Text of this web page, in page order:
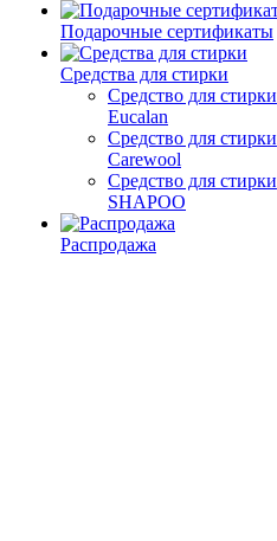
Подарочные сертификаты
Средства для стирки
Средство для стирки
Eucalan
Средство для стирки
Carewool
Средство для стирки
SHAPOO
Распродажа